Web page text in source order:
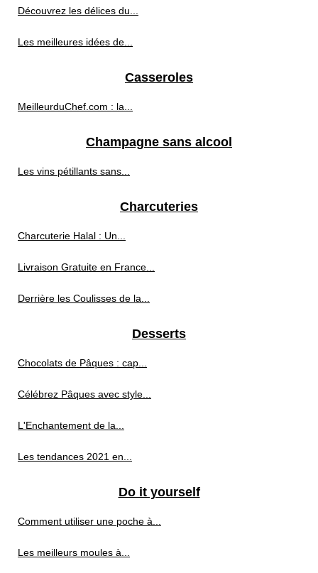
Découvrez les délices du...
Les meilleures idées de...
Casseroles
MeilleurduChef.com : la...
Champagne sans alcool
Les vins pétillants sans...
Charcuteries
Charcuterie Halal : Un...
Livraison Gratuite en France...
Derrière les Coulisses de la...
Desserts
Chocolats de Pâques : cap...
Célébrez Pâques avec style...
L'Enchantement de la...
Les tendances 2021 en...
Do it yourself
Comment utiliser une poche à...
Les meilleurs moules à...